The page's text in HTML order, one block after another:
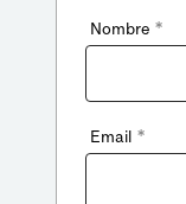
Nombre *
Email *